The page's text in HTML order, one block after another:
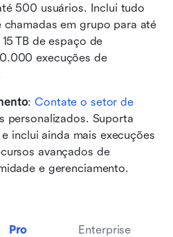
500 usuários. Inclui tudo
chamadas em grupo para até
TB de espaço de
execuções de
: Contate o setor de
personalizados. Suporta
inclui ainda mais execuções
avançados de
e gerenciamento.
Pro Enterprise